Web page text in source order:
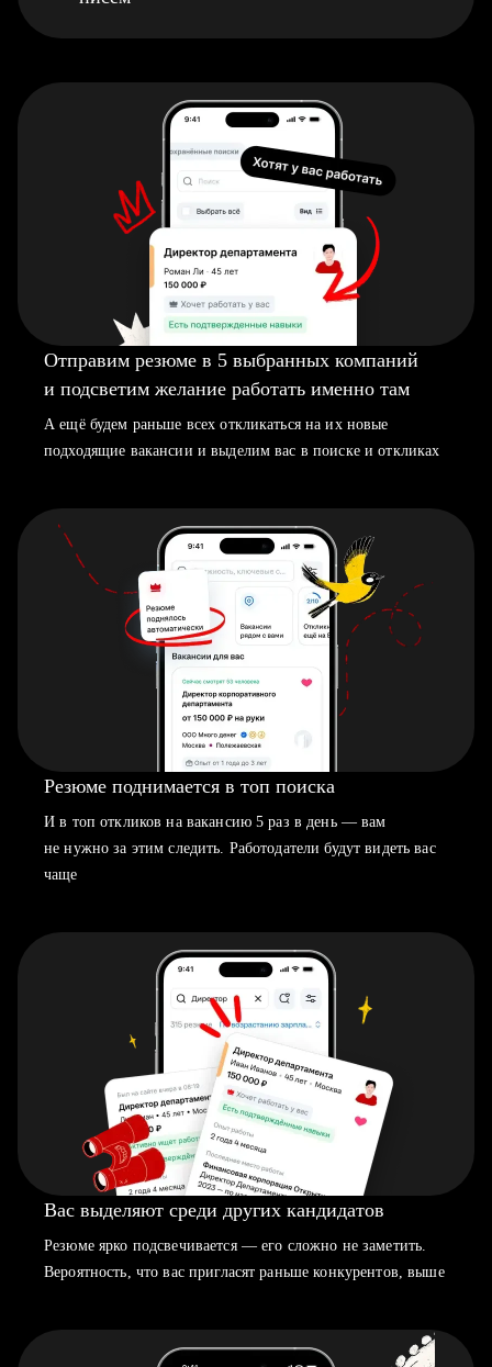
Отправим резюме в 5 выбранных компаний
и подсветим желание работать именно там
А ещё будем раньше всех откликаться на их новые
подходящие вакансии и выделим вас в поиске и откликах
Резюме поднимается в топ поиска
И в топ откликов на вакансию 5 раз в день — вам
не нужно за этим следить. Работодатели будут видеть вас
чаще
Вас выделяют среди других кандидатов
Резюме ярко подсвечивается — его сложно не заметить.
Вероятность, что вас пригласят раньше конкурентов, выше